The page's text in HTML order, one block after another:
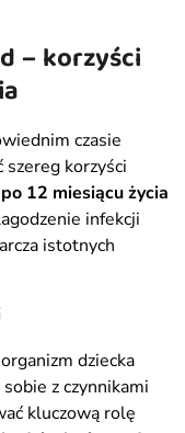
– korzyści
czasie
szereg korzyści
12 miesiącu życia
infekcji
istotnych
dziecka
z czynnikami
kluczową rolę